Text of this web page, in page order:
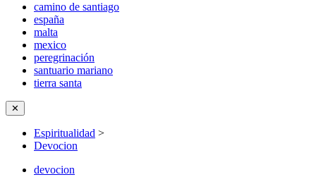
camino de santiago
españa
malta
mexico
peregrinación
santuario mariano
tierra santa
✕
Espiritualidad >
Devocion
devocion